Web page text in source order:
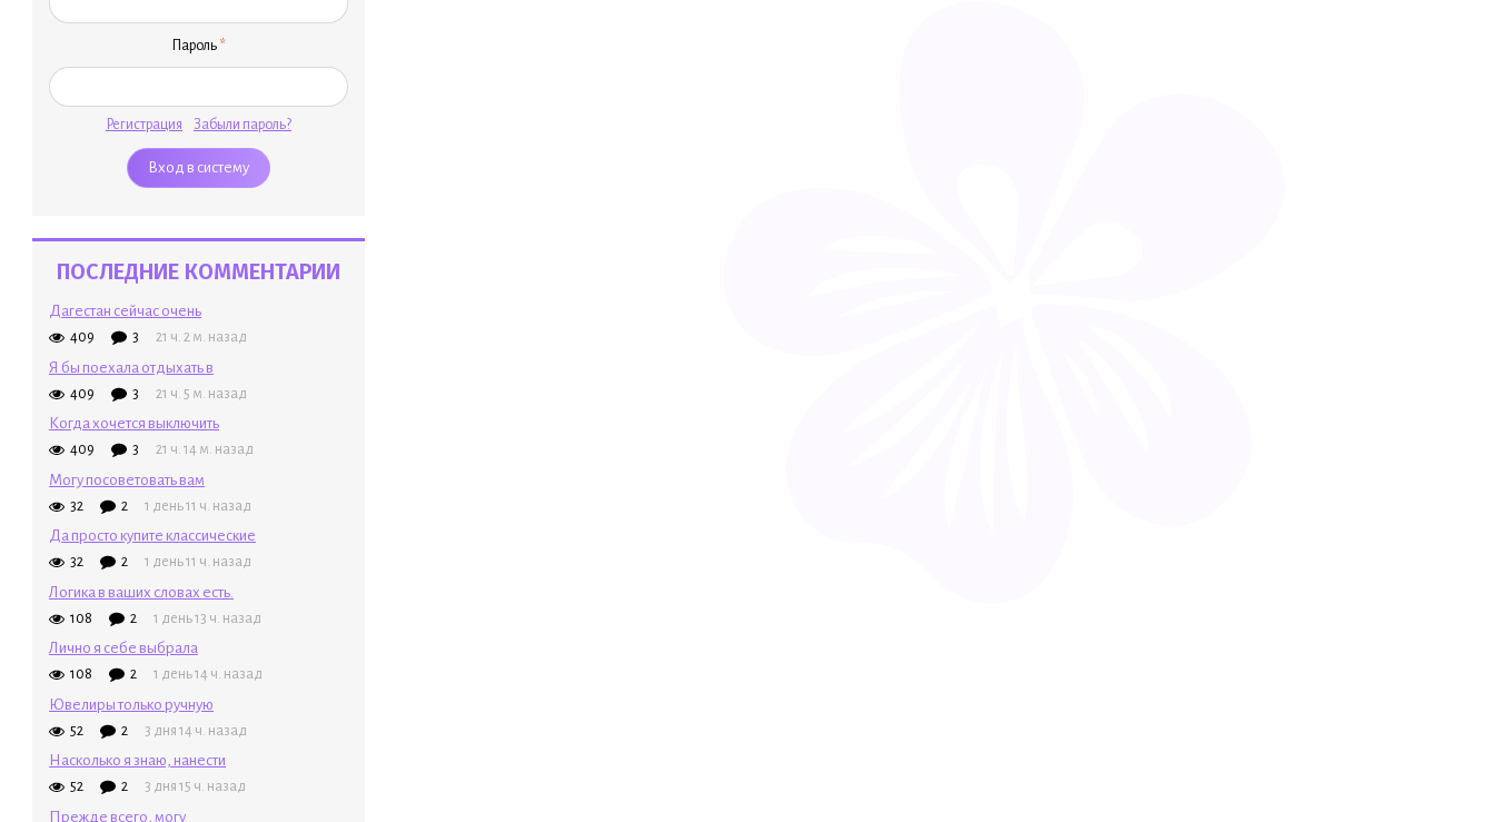
Пароль *
Регистрация Забыли пароль?
ПОСЛЕДНИЕ КОММЕНТАРИИ
Дагестан сейчас очень
409 3 21 ч. 2 м. назад
Я бы поехала отдыхать в
409 3 21 ч. 5 м. назад
Когда хочется выключить
409 3 21 ч. 14 м. назад
Могу посоветовать вам
32 2 1 день 11 ч. назад
Да просто купите классические
32 2 1 день 11 ч. назад
Логика в ваших словах есть.
108 2 1 день 13 ч. назад
Лично я себе выбрала
108 2 1 день 14 ч. назад
Ювелиры только ручную
52 2 3 дня 14 ч. назад
Насколько я знаю, нанести
52 2 3 дня 15 ч. назад
Прежде всего, могу